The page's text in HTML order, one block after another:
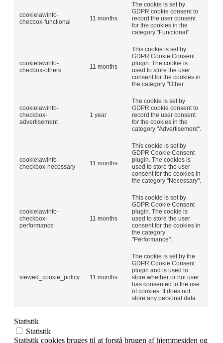
cookielawinfo-
checbox-functional
11 months
The cookie is set by
GDPR cookie consent to
record the user consent
for the cookies in the
category "Functional".
cookielawinfo-
checbox-others
11 months
This cookie is set by
GDPR Cookie Consent
plugin. The cookie is
used to store the user
consent for the cookies in
the category "Other.
cookielawinfo-
checkbox-
advertisement
1 year
The cookie is set by
GDPR cookie consent to
record the user consent
for the cookies in the
category "Advertisement".
cookielawinfo-
checkbox-necessary
11 months
This cookie is set by
GDPR Cookie Consent
plugin. The cookies is
used to store the user
consent for the cookies in
the category "Necessary".
cookielawinfo-
checkbox-
performance
11 months
This cookie is set by
GDPR Cookie Consent
plugin. The cookie is
used to store the user
consent for the cookies in
the category
"Performance".
viewed_cookie_policy 11 months
The cookie is set by the
GDPR Cookie Consent
plugin and is used to
store whether or not user
has consented to the use
of cookies. It does not
store any personal data.
Statistik
Statistik
Statistik cookies bruges til at forstå brugen af hjemmesiden og